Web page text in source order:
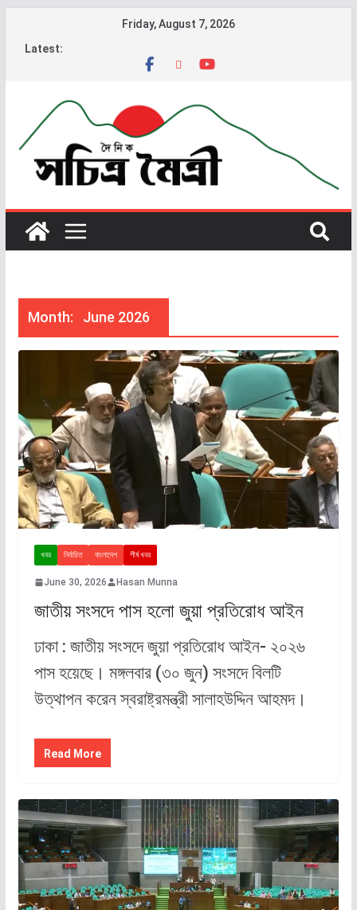
Friday, August 7, 2026
Latest:
Month: June 2026
খবর নির্বাচিত বাংলাদেশ শীর্ষ খবর
June 30, 2026 Hasan Munna
জাতীয় সংসদে পাস হলো জুয়া প্রতিরোধ আইন
ঢাকা : জাতীয় সংসদে জুয়া প্রতিরোধ আইন- ২০২৬
পাস হয়েছে। মঙ্গলবার (৩০ জুন) সংসদে বিলটি
উত্থাপন করেন স্বরাষ্ট্রমন্ত্রী সালাহউদ্দিন আহমদ।
Read More